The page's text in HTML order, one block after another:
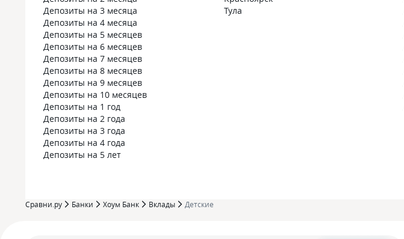
Депозиты на 3 месяца
Депозиты на 4 месяца
Депозиты на 5 месяцев
Депозиты на 6 месяцев
Депозиты на 7 месяцев
Депозиты на 8 месяцев
Депозиты на 9 месяцев
Депозиты на 10 месяцев
Депозиты на 1 год
Депозиты на 2 года
Депозиты на 3 года
Депозиты на 4 года
Депозиты на 5 лет
Тула
Сравни.ру Банки Хоум Банк Вклады Детские